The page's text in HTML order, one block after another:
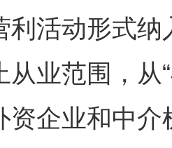
利活动形式
从业范围，从
资企业和中介